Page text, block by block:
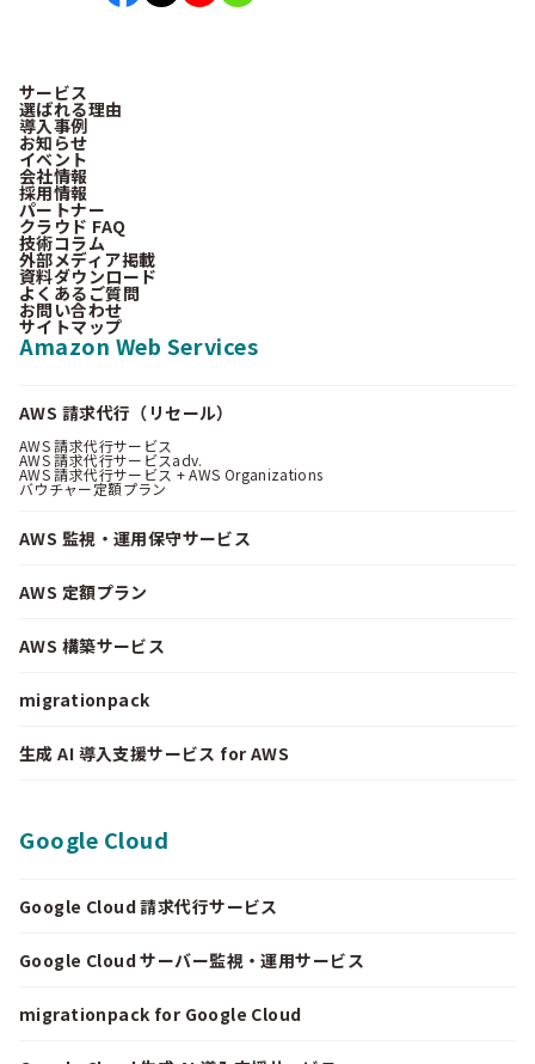
サービス
選ばれる理由
導入事例
お知らせ
イベント
会社情報
採用情報
パートナー
クラウド FAQ
技術コラム
外部メディア掲載
資料ダウンロード
よくあるご質問
お問い合わせ
サイトマップ
Amazon Web Services
AWS 請求代行（リセール）
AWS 請求代行サービス
AWS 請求代行サービスadv.
AWS 請求代行サービス + AWS Organizations
バウチャー定額プラン
AWS 監視・運用保守サービス
AWS 定額プラン
AWS 構築サービス
migrationpack
生成 AI 導入支援サービス for AWS
Google Cloud
Google Cloud 請求代行サービス
Google Cloud サーバー監視・運用サービス
migrationpack for Google Cloud